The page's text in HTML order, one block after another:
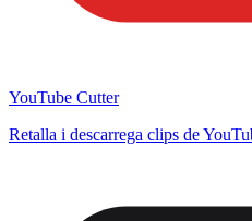
YouTube Cutter
Retalla i descarrega clips de